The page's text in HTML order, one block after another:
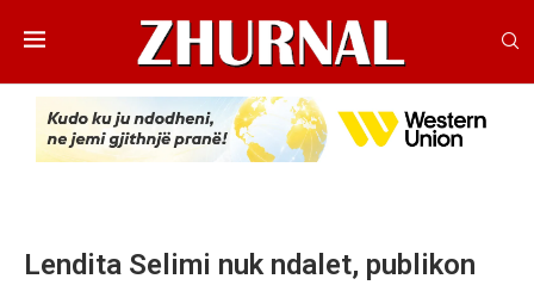
Lendita Selimi nuk ndalet, publikon